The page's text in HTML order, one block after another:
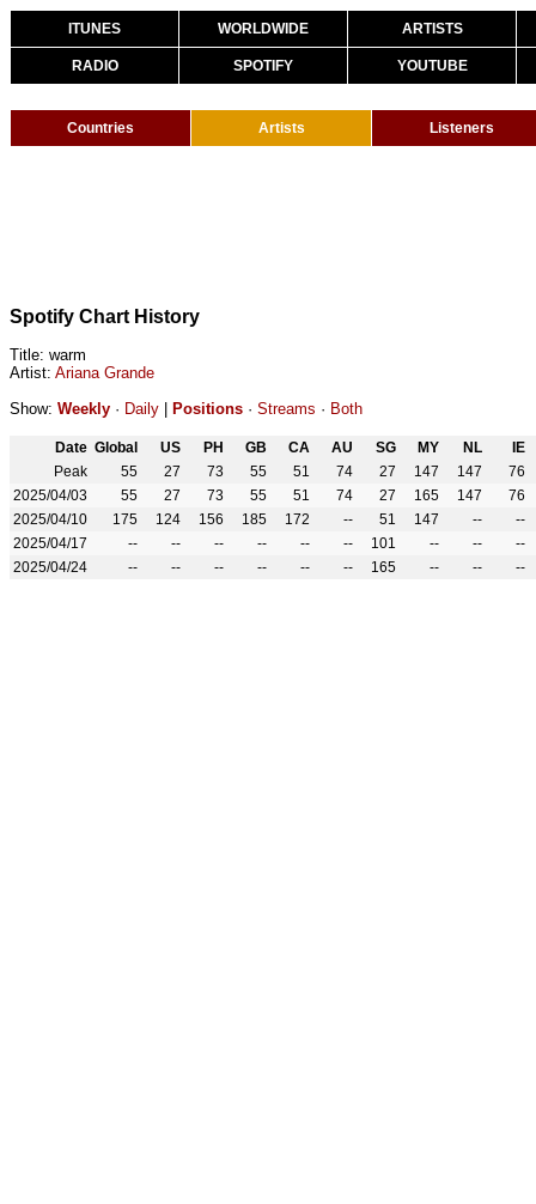
ITUNES WORLDWIDE ARTISTS
RADIO SPOTIFY YOUTUBE
Countries Artists Listeners
Spotify Chart History
Title: warm
Artist: Ariana Grande
Show: Weekly · Daily Positions · Streams · Both
Date Global US PH GB CA AU SG MY NL
IE
Peak
55 27 73 55 51 74 27 147 147
76
2025/04/03
55 27 73 55 51 74 27 165 147
76
2025/04/10
175 124 156 185 172 -- 51 147 --
--
2025/04/17
-- -- -- -- -- -- 101 -- --
--
2025/04/24
-- -- -- -- -- -- 165 -- -- --